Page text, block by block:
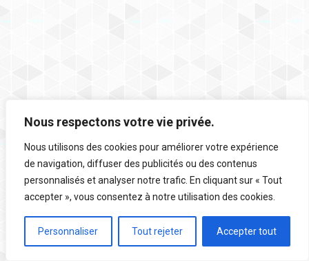
Nous respectons votre vie privée.
Nous utilisons des cookies pour améliorer votre expérience
de navigation, diffuser des publicités ou des contenus
personnalisés et analyser notre trafic. En cliquant sur « Tout
accepter », vous consentez à notre utilisation des cookies.
Personnaliser Tout rejeter Accepter tout